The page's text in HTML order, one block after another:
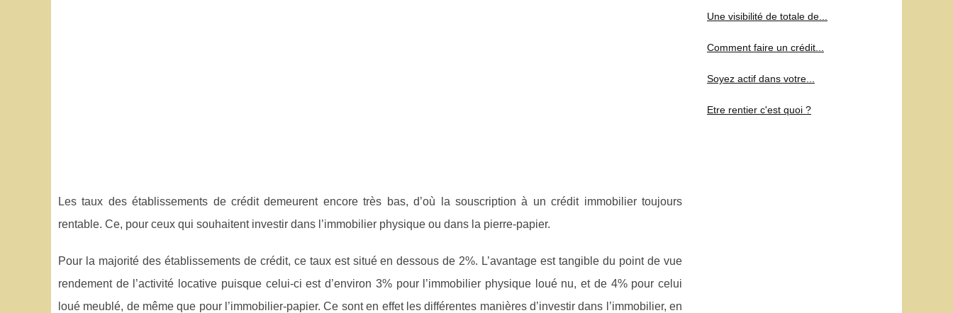
Les taux des établissements de crédit demeurent encore très bas, d’où la souscription à un crédit immobilier toujours
rentable. Ce, pour ceux qui souhaitent investir dans l’immobilier physique ou dans la pierre-papier.
Pour la majorité des établissements de crédit, ce taux est situé en dessous de 2%. L’avantage est tangible du point de vue
rendement de l’activité locative puisque celui-ci est d’environ 3% pour l’immobilier physique loué nu, et de 4% pour celui
loué meublé, de même que pour l’immobilier-papier. Ce sont en effet les différentes manières d’investir dans l’immobilier, en
Une visibilité de totale de...
Comment faire un crédit...
Soyez actif dans votre...
Etre rentier c'est quoi ?